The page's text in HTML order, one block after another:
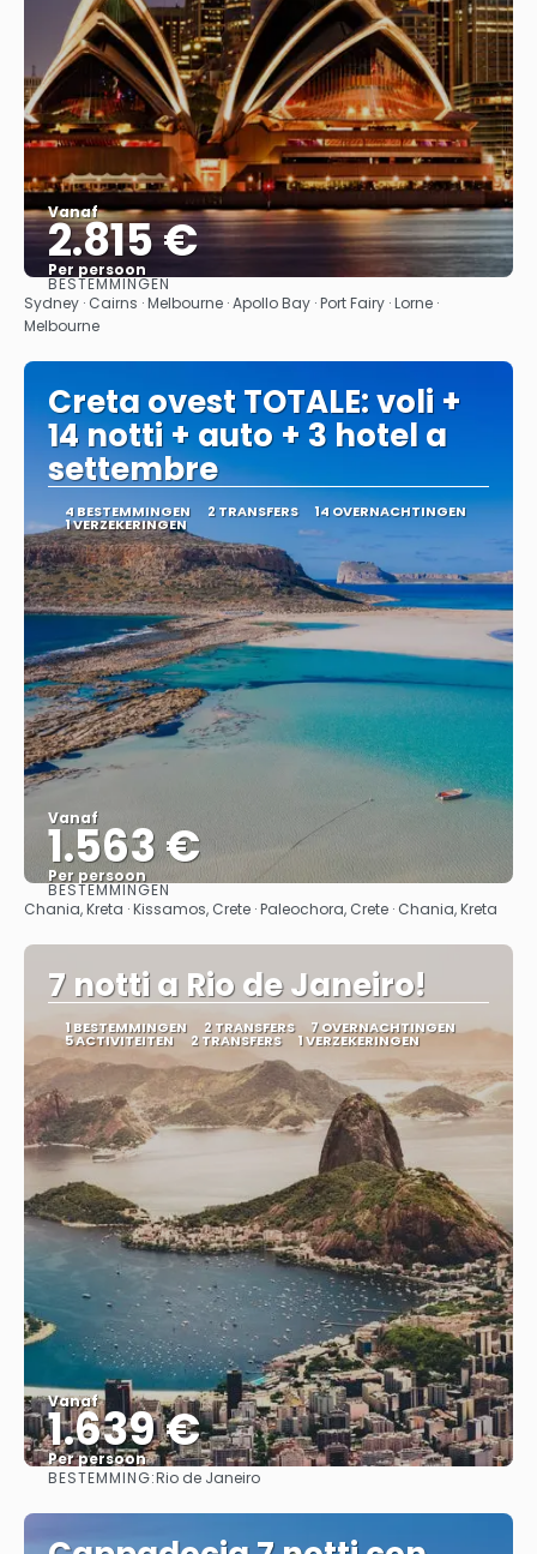
Vanaf
2.815 €
Per persoon
Bekijk
BESTEMMINGEN
Sydney · Cairns · Melbourne · Apollo Bay · Port Fairy · Lorne ·
Melbourne
Creta ovest TOTALE: voli +
14 notti + auto + 3 hotel a
settembre
4 BESTEMMINGEN 2 TRANSFERS 14 OVERNACHTINGEN
1 VERZEKERINGEN
Vanaf
1.563 €
Per persoon
Bekijk
BESTEMMINGEN
Chania, Kreta · Kissamos, Crete · Paleochora, Crete · Chania, Kreta
7 notti a Rio de Janeiro!
1 BESTEMMINGEN 2 TRANSFERS 7 OVERNACHTINGEN
5 ACTIVITEITEN 2 TRANSFERS 1 VERZEKERINGEN
Vanaf
1.639 €
Per persoon
Bekijk
BESTEMMING:Rio de Janeiro